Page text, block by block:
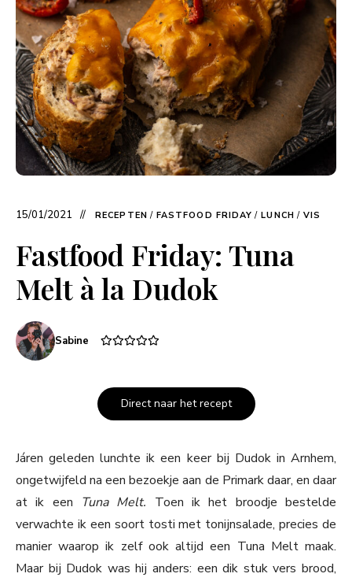
15/01/2021 RECEPTEN / FASTFOOD FRIDAY / LUNCH / VIS
Fastfood Friday: Tuna
Melt à la Dudok
Sabine
Direct naar het recept
Járen geleden lunchte ik een keer bij Dudok in Arnhem,
ongetwijfeld na een bezoekje aan de Primark daar, en daar
at ik een Tuna Melt. Toen ik het broodje bestelde
verwachte ik een soort tosti met tonijnsalade, precies de
manier waarop ik zelf ook altijd een Tuna Melt maak.
Maar bij Dudok was hij anders: een dik stuk vers brood,